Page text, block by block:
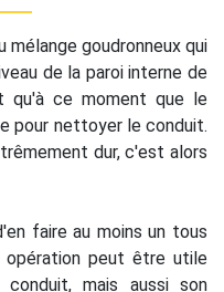
mélange goudronneux qui
de la paroi interne de
qu'à ce moment que le
pour nettoyer le conduit.
dur, c'est alors
faire au moins un tous
opération peut être utile
mais aussi son